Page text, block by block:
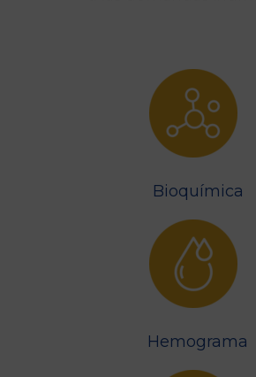
Bioquímica
Hemograma